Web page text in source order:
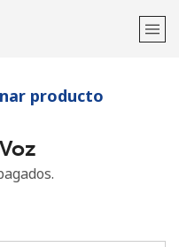
Inicia sesión →
producto